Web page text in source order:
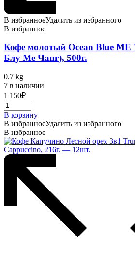
В избранноеУдалить из избранного
В избранное
Кофе молотый Ocean Blue
Блу Ме Чанг), 500г.
0.7 kg
7 в наличии
1 150₽
В корзину
В избранноеУдалить из избранного
В избранное